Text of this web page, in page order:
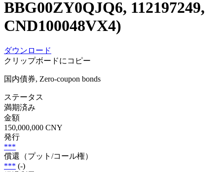
BBG00ZY0QJQ6, 112197249,
CND100048VX4)
ダウンロード
クリップボードにコピー
国内債券, Zero-coupon bonds
ステータス
満期済み
金額
150,000,000 CNY
発行
***
償還（プット/コール権）
*** (-)